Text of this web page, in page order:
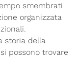
smembrati
organizzata
storia della
possono trovare